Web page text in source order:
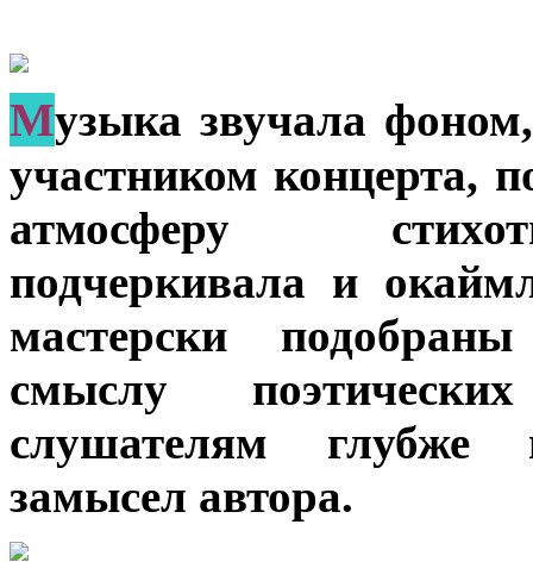
Музыка звучала
участником концерта,
атмосферу
подчеркивала и
мастерски
смыслу
слушателям глубже
замысел автора.